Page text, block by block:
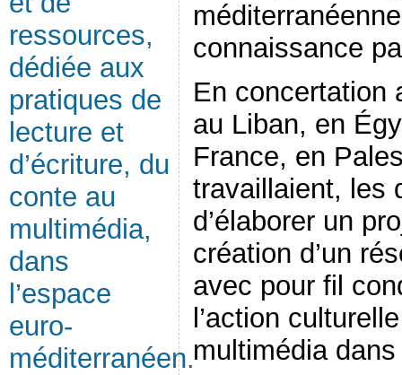
ressources,
dédiée aux
pratiques de
lecture et
d’écriture, du
conte au
multimédia,
dans
l’espace
euro-
méditerranéen.
connaissance
En concertation
au Liban, en
France, en
travaillaient, les
d’élaborer un
création d’un
avec pour fil
l’action
multimédia